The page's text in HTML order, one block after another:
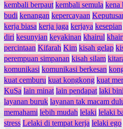
kembali berpaut kembali semula kena
budi kenangan kepercayaan
kerja biasa kerja jaga kerjaya kesepian
diri kesunyian keyakinan khairul
percintaan Kifarah Kim kisah gelap
perempuan simpanan kisah silam
komunikasi komunikasi berkesan
kuat cemburu kuat kongkong kuat
KuSa lain minat lain pendapat laki
layanan buruk layanan tak macam
memahami lebih mudah lelaki lelaki
stress Lelaki di tempat kerja lelaki ego